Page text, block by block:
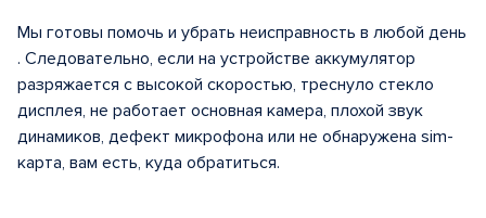
Мы готовы помочь и убрать неисправность в любой день
. Следовательно, если на устройстве аккумулятор
разряжается с высокой скоростью, треснуло стекло
дисплея, не работает основная камера, плохой звук
динамиков, дефект микрофона или не обнаружена sim-
карта, вам есть, куда обратиться.